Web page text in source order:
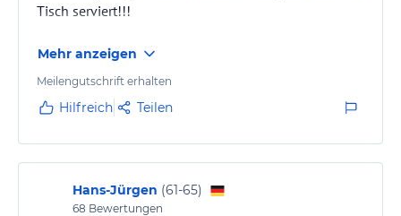
Tisch serviert!!!
Mehr anzeigen
Meilengutschrift erhalten
Hilfreich Teilen
Hans-Jürgen (61-65)
68 Bewertungen